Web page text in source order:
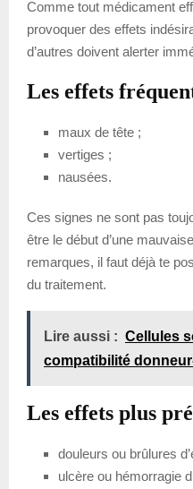
Comme tout médicament
provoquer des effets
d’autres doivent alerter
Les effets
maux de tête ;
vertiges ;
nausées.
Ces signes ne sont pas
être le début d’une
remarques, il faut déjà te
du traitement.
Lire aussi : Cellules
compatibilité
Les effets plus
douleurs ou brûlures
ulcère ou hémorragie